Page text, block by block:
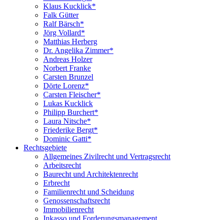
Klaus Kucklick*
Falk Gütter
Ralf Bärsch*
Jörg Vollard*
Matthias Herberg
Dr. Angelika Zimmer*
Andreas Holzer
Norbert Franke
Carsten Brunzel
Dörte Lorenz*
Carsten Fleischer*
Lukas Kucklick
Philipp Burchert*
Laura Nitsche*
Friederike Bergt*
Dominic Gatti*
Rechtsgebiete
Allgemeines Zivilrecht und Vertragsrecht
Arbeitsrecht
Baurecht und Architektenrecht
Erbrecht
Familienrecht und Scheidung
Genossenschaftsrecht
Immobilienrecht
Inkasso und Forderungsmanagement